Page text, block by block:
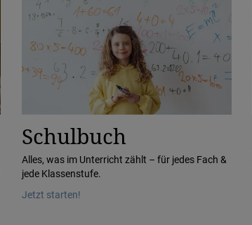
Schulbuch
Alles, was im Unterricht zählt – für jedes Fach &
jede Klassenstufe.
Jetzt starten!